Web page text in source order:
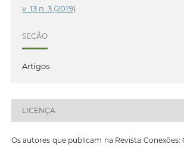
v. 13 n. 3 (2019)
SEÇÃO
Artigos
LICENÇA
Os autores que publicam na Revista Conexões: